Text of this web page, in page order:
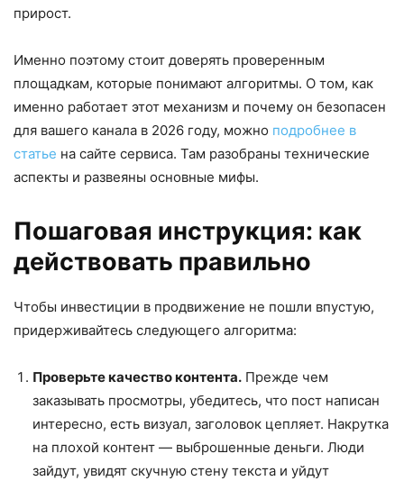
прирост.
Именно поэтому стоит доверять проверенным
площадкам, которые понимают алгоритмы. О том, как
именно работает этот механизм и почему он безопасен
для вашего канала в 2026 году, можно подробнее в
статье на сайте сервиса. Там разобраны технические
аспекты и развеяны основные мифы.
Пошаговая инструкция: как
действовать правильно
Чтобы инвестиции в продвижение не пошли впустую,
придерживайтесь следующего алгоритма:
Проверьте качество контента. Прежде чем
заказывать просмотры, убедитесь, что пост написан
интересно, есть визуал, заголовок цепляет. Накрутка
на плохой контент — выброшенные деньги. Люди
зайдут, увидят скучную стену текста и уйдут